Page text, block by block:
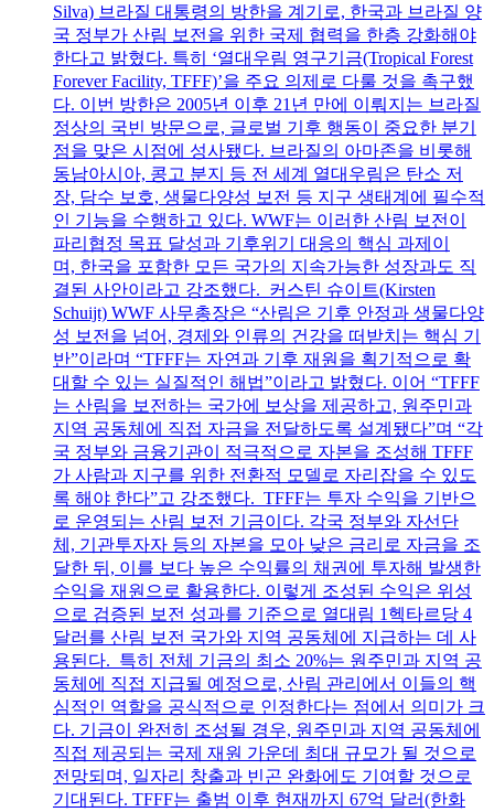
Silva) 브라질 대통령의 방한을 계기로, 한국과 브라질 양
국 정부가 산림 보전을 위한 국제 협력을 한층 강화해야
한다고 밝혔다. 특히 ‘열대우림 영구기금(Tropical Forest
Forever Facility, TFFF)’을 주요 의제로 다룰 것을 촉구했
다. 이번 방한은 2005년 이후 21년 만에 이뤄지는 브라질
정상의 국빈 방문으로, 글로벌 기후 행동이 중요한 분기
점을 맞은 시점에 성사됐다. 브라질의 아마존을 비롯해
동남아시아, 콩고 분지 등 전 세계 열대우림은 탄소 저
장, 담수 보호, 생물다양성 보전 등 지구 생태계에 필수적
인 기능을 수행하고 있다. WWF는 이러한 산림 보전이
파리협정 목표 달성과 기후위기 대응의 핵심 과제이
며, 한국을 포함한 모든 국가의 지속가능한 성장과도 직
결된 사안이라고 강조했다. 커스틴 슈이트(Kirsten
Schuijt) WWF 사무총장은 “산림은 기후 안정과 생물다양
성 보전을 넘어, 경제와 인류의 건강을 떠받치는 핵심 기
반”이라며 “TFFF는 자연과 기후 재원을 획기적으로 확
대할 수 있는 실질적인 해법”이라고 밝혔다. 이어 “TFFF
는 산림을 보전하는 국가에 보상을 제공하고, 원주민과
지역 공동체에 직접 자금을 전달하도록 설계됐다”며 “각
국 정부와 금융기관이 적극적으로 자본을 조성해 TFFF
가 사람과 지구를 위한 전환적 모델로 자리잡을 수 있도
록 해야 한다”고 강조했다. TFFF는 투자 수익을 기반으
로 운영되는 산림 보전 기금이다. 각국 정부와 자선단
체, 기관투자자 등의 자본을 모아 낮은 금리로 자금을 조
달한 뒤, 이를 보다 높은 수익률의 채권에 투자해 발생한
수익을 재원으로 활용한다. 이렇게 조성된 수익은 위성
으로 검증된 보전 성과를 기준으로 열대림 1헥타르당 4
달러를 산림 보전 국가와 지역 공동체에 지급하는 데 사
용된다. 특히 전체 기금의 최소 20%는 원주민과 지역 공
동체에 직접 지급될 예정으로, 산림 관리에서 이들의 핵
심적인 역할을 공식적으로 인정한다는 점에서 의미가 크
다. 기금이 완전히 조성될 경우, 원주민과 지역 공동체에
직접 제공되는 국제 재원 가운데 최대 규모가 될 것으로
전망되며, 일자리 창출과 빈곤 완화에도 기여할 것으로
기대된다. TFFF는 출범 이후 현재까지 67억 달러(한화